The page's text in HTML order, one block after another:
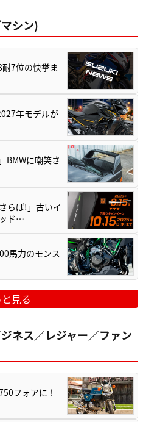
シン)
7位の快挙ま
年モデルが
BMWに嘲笑さ
らば!」古いイ
ド…
馬力のモンス
見る
ネス／レジャー／ファン
フォアに！